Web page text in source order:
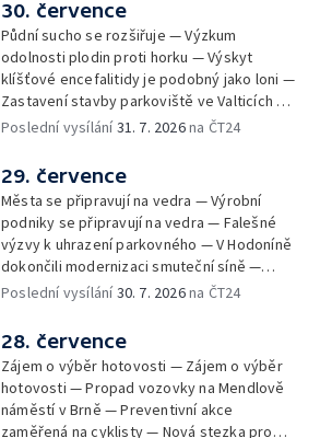
30. července
Půdní sucho se rozšiřuje — Výzkum
odolnosti plodin proti horku — Výskyt
klíšťové encefalitidy je podobný jako loni —
Zastavení stavby parkoviště ve Valticích —
Spor o lokalitu lesa v Rožnově pod
organismus — Kybernetický incident na
Masarykově univerzitě — Slavnostní
vyřazení absolventů Univerzity obran —
Letní kurzy umění pro mladé — Mobilní
kurníky pomáhají na poli
Poslední vysílání31. 7. 2026na ČT24
29. července
Města se připravují na vedra — Výrobní
podniky se připravují na vedra — Falešné
výzvy k uhrazení parkovného — V Hodoníně
dokončili modernizaci smuteční síně —
Chybějící toalety u dětských hřišť —
bývalého nákupního domu Letná — Končí 52.
ročník Letní filmové školy — 3. ročník
komunitní akce Stůl ve středu — Cesta na
podporu paliativní péče
Poslední vysílání30. 7. 2026na ČT24
28. července
Zájem o výběr hotovosti — Zájem o výběr
hotovosti — Propad vozovky na Mendlově
náměstí v Brně — Preventivní akce
zaměřená na cyklisty — Nová stezka pro